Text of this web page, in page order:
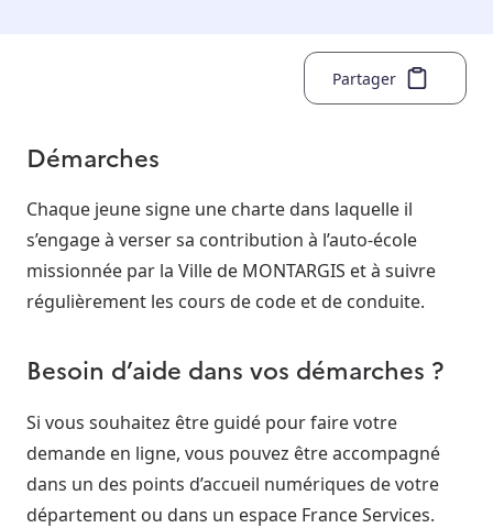
Partager
Démarches
Chaque jeune signe une charte dans laquelle il
s’engage à verser sa contribution à l’auto-école
missionnée par la Ville de MONTARGIS et à suivre
régulièrement les cours de code et de conduite.
Besoin d’aide dans vos démarches ?
Si vous souhaitez être guidé pour faire votre
demande en ligne, vous pouvez être accompagné
dans un des points d’accueil numériques de votre
département ou dans un espace France Services.